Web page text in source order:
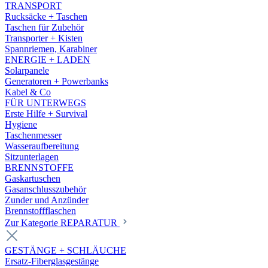
TRANSPORT
Rucksäcke + Taschen
Taschen für Zubehör
Transporter + Kisten
Spannriemen, Karabiner
ENERGIE + LADEN
Solarpanele
Generatoren + Powerbanks
Kabel & Co
FÜR UNTERWEGS
Erste Hilfe + Survival
Hygiene
Taschenmesser
Wasseraufbereitung
Sitzunterlagen
BRENNSTOFFE
Gaskartuschen
Gasanschlusszubehör
Zunder und Anzünder
Brennstoffflaschen
Zur Kategorie REPARATUR
GESTÄNGE + SCHLÄUCHE
Ersatz-Fiberglasgestänge